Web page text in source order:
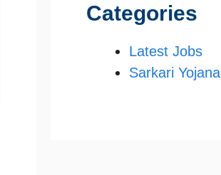
Categories
Latest Jobs
Sarkari Yojana